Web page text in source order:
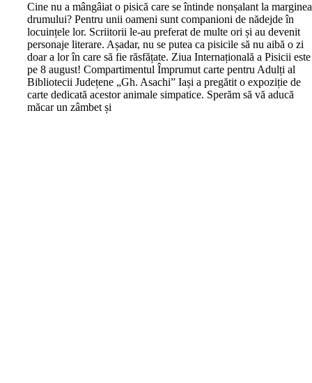
Cine nu a mângâiat o pisică care se întinde nonșalant la marginea
drumului? Pentru unii oameni sunt companioni de nădejde în
locuințele lor. Scriitorii le-au preferat de multe ori și au devenit
personaje literare. Așadar, nu se putea ca pisicile să nu aibă o zi
doar a lor în care să fie răsfățate. Ziua Internațională a Pisicii este
pe 8 august! Compartimentul Împrumut carte pentru Adulți al
Bibliotecii Județene „Gh. Asachi” Iași a pregătit o expoziție de
carte dedicată acestor animale simpatice. Sperăm să vă aducă
măcar un zâmbet și